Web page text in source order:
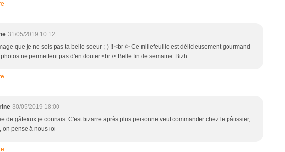
31/05/2019 10:12
que je ne sois pas ta belle-soeur ;-) !!!<br /> Ce millefeuille est délicieusement gourmand
ne permettent pas d'en douter.<br /> Belle fin de semaine. Bizh
30/05/2019 18:00
de gâteaux je connais. C'est bizarre après plus personne veut commander chez le pâtissier,
on pense à nous lol